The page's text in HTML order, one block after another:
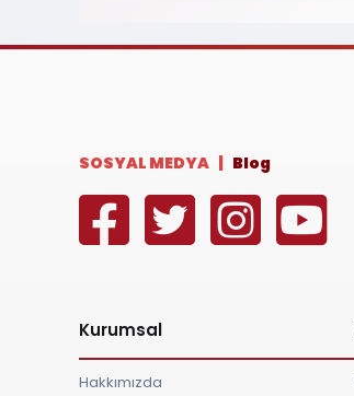
SOSYAL MEDYA | Blog
Kurumsal
Hakkımızda